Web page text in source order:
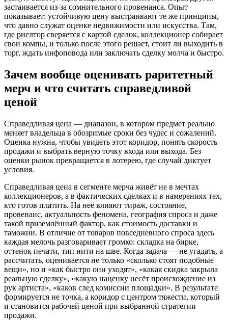
застаивается из-за сомнительного провенанса. Опыт
показывает: устойчивую цену выстраивают те же принципы,
что давно служат оценке недвижимости или искусства. Там,
где риелтор сверяется с картой сделок, коллекционер собирает
свои компы, и только после этого решает, стоит ли выходить в
торг, ждать инфоповода или заключать сделку молча и быстро.
Зачем вообще оценивать раритетный
мерч и что считать справедливой
ценой
Справедливая цена — диапазон, в котором предмет реально
меняет владельца в обозримые сроки без чудес и сожалений.
Оценка нужна, чтобы увидеть этот коридор, понять скорость
продажи и выбрать верную точку входа или выхода. Без
оценки рынок превращается в лотерею, где случай диктует
условия.
Справедливая цена в сегменте мерча живёт не в мечтах
коллекционеров, а в фактических сделках и в намерениях тех,
кто готов платить. На неё влияют тираж, состояние,
провенанс, актуальность феномена, география спроса и даже
такой приземлённый фактор, как стоимость доставки и
таможни. В отличие от товаров повседневного спроса здесь
каждая мелочь разговаривает громко: складка на бирке,
оттенок печати, тип нити на шве. Когда задача — не угадать, а
рассчитать, оценивается не только «сколько стоят подобные
вещи», но и «как быстро они уходят», «какая скидка закрыла
реальную сделку», «какую наценку несёт происхождение из
рук артиста», «каков след комиссии площадки». В результате
формируется не точка, а коридор с центром тяжести, который
и становится рабочей ценой при выбранной стратегии
продажи.